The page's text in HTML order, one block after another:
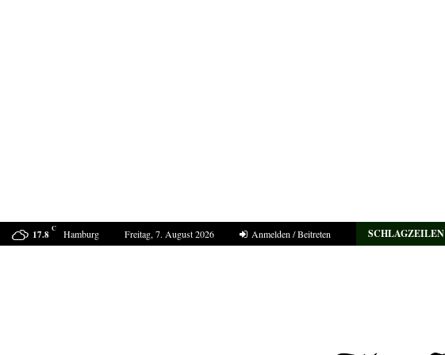
17.8 C Hamburg Freitag, 7. August 2026 Anmelden / Beitreten SCHLAGZEILEN
ProDogRomania e.V. weist die moralische Schuld dem…